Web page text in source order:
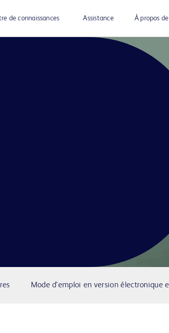
de connaissances Assistance À propos
Mode d’emploi en version électronique